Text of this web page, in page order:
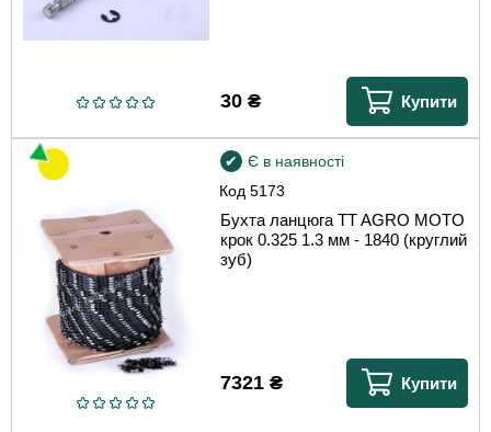
30₴ Купити
Код5173
Є в наявності
Бухта ланцюга TT AGRO MOTO
крок 0.325 1.3 мм - 1840 (круглий
зуб)
7321₴ Купити